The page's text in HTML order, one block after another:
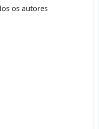
os autores